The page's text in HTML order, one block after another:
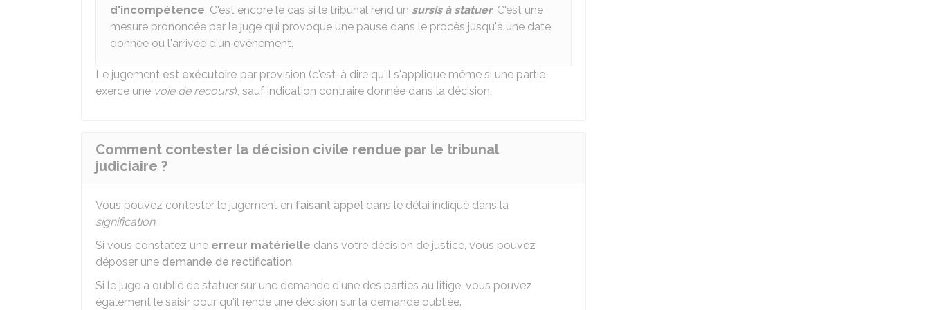
d'incompétence. C'est encore le cas si le tribunal rend un sursis à statuer. C'est une
mesure prononcée par le juge qui provoque une pause dans le procès jusqu'à une date
donnée ou l'arrivée d'un événement.
Le jugement est exécutoire par provision (c'est-à dire qu'il s'applique même si une partie
exerce une voie de recours), sauf indication contraire donnée dans la décision.
Comment contester la décision civile rendue par le tribunal
judiciaire ?
Vous pouvez contester le jugement en faisant appel dans le délai indiqué dans la
signification.
Si vous constatez une erreur matérielle dans votre décision de justice, vous pouvez
déposer une demande de rectification.
Si le juge a oublié de statuer sur une demande d'une des parties au litige, vous pouvez
également le saisir pour qu'il rende une décision sur la demande oubliée.